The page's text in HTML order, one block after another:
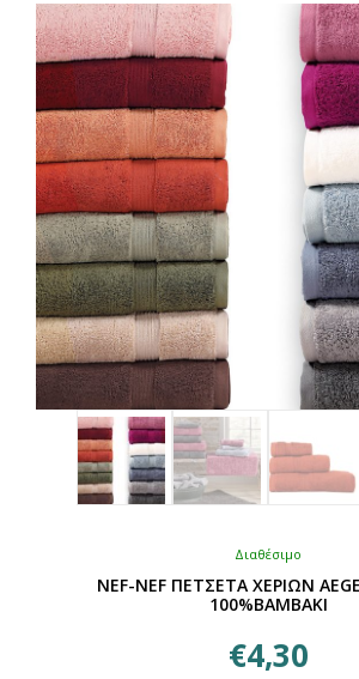
Διαθέσιμο
NEF-NEF ΠΕΤΣΕΤΑ ΧΕΡΙΩΝ
100%ΒΑΜΒΑΚΙ
€4,30